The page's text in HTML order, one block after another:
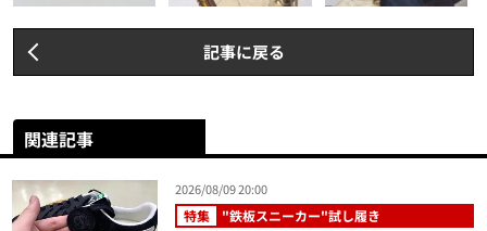
記事に戻る
関連記事
2026/08/09 20:00
特集 "鉄板スニーカー"試し履き